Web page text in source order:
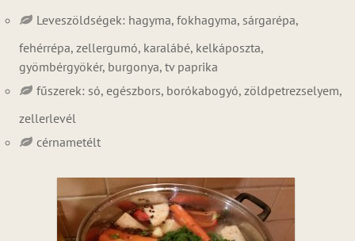
Leveszöldségek: hagyma, fokhagyma, sárgarépa,
fehérrépa, zellergumó, karalábé, kelkáposzta,
gyömbérgyökér, burgonya, tv paprika
fűszerek: só, egészbors, borókabogyó, zöldpetrezselyem,
zellerlevél
cérnametélt